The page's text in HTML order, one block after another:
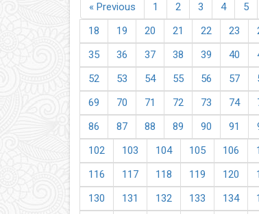
« Previous 1 2 3 4 5
18
19 20 21 22 23
35
36 37 38 39 40
52
53 54 55 56 57
69
70 71 72 73 74
86
87 88 89 90 91
102
103 104 105 106
116
117 118 119 120
130
131 132 133 134